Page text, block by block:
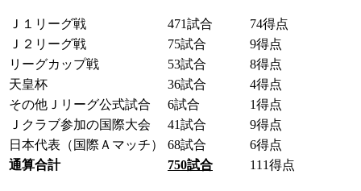
Ｊ１リーグ戦 471試合
74得点
Ｊ２リーグ戦
75試合
9得点
リーグカップ戦
53試合
8得点
天皇杯
36試合
4得点
その他Ｊリーグ公式試合
6試合
1得点
Ｊクラブ参加の国際大会
41試合
9得点
日本代表（国際Ａマッチ）
68試合
6得点
通算合計
750試合 111得点